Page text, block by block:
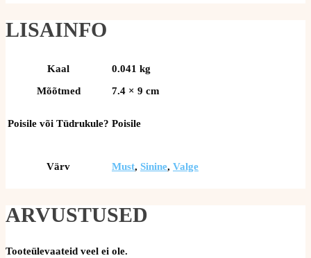
LISAINFO
Kaal
0.041 kg
Mõõtmed
7.4 × 9 cm
Poisile või Tüdrukule? Poisile
Värv Must, Sinine, Valge
ARVUSTUSED
Tooteülevaateid veel ei ole.